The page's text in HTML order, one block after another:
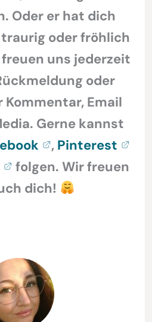
Oder er hat dich
oder fröhlich
uns jederzeit
oder
Kommentar, Email
Gerne kannst
, Pinterest
folgen. Wir freuen
dich!